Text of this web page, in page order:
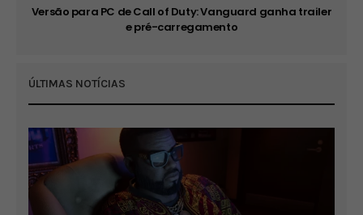
Versão para PC de Call of Duty: Vanguard ganha trailer
e pré-carregamento
ÚLTIMAS NOTÍCIAS